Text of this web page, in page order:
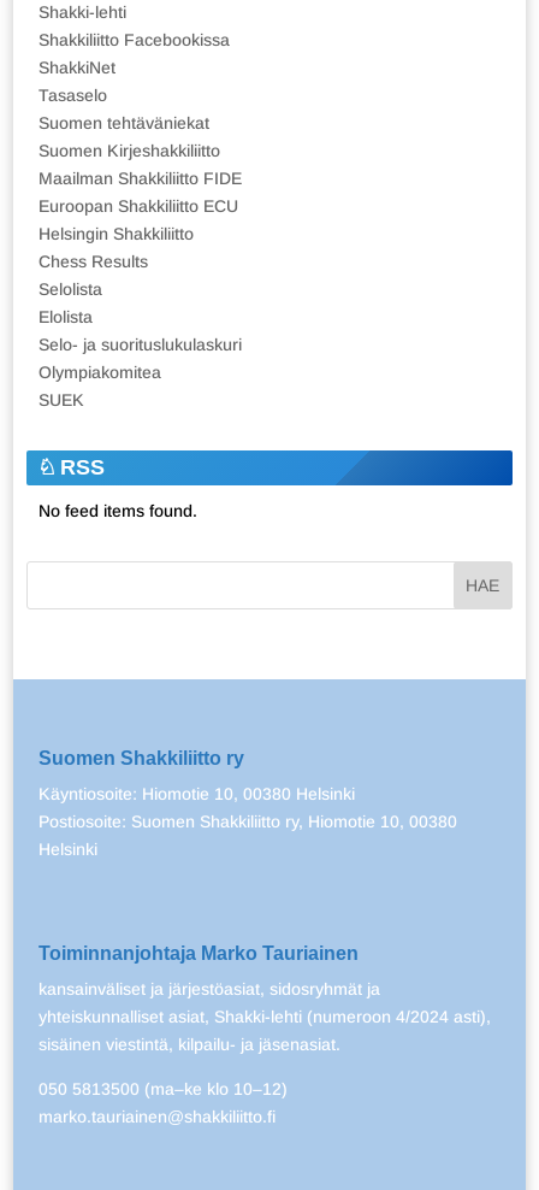
Shakki-lehti
Shakkiliitto Facebookissa
ShakkiNet
Tasaselo
Suomen tehtäväniekat
Suomen Kirjeshakkiliitto
Maailman Shakkiliitto FIDE
Euroopan Shakkiliitto ECU
Helsingin Shakkiliitto
Chess Results
Selolista
Elolista
Selo- ja suorituslukulaskuri
Olympiakomitea
SUEK
RSS
No feed items found.
Suomen Shakkiliitto ry
Käyntiosoite: Hiomotie 10, 00380 Helsinki
Postiosoite: Suomen Shakkiliitto ry, Hiomotie 10, 00380
Helsinki
Toiminnanjohtaja Marko Tauriainen
kansainväliset ja järjestöasiat, sidosryhmät ja
yhteiskunnalliset asiat, Shakki-lehti (numeroon 4/2024 asti),
sisäinen viestintä, kilpailu- ja jäsenasiat.
050 5813500 (ma–ke klo 10–12)
marko.tauriainen@shakkiliitto.fi